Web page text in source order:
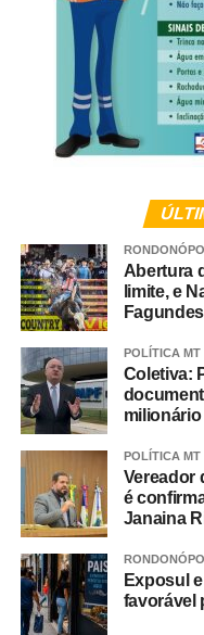
Abertura
limite, e
POLÍTICA MT
Coletiva:
milionário
POLÍTICA MT
Vereador
é
Janaina
Exposul
favorável